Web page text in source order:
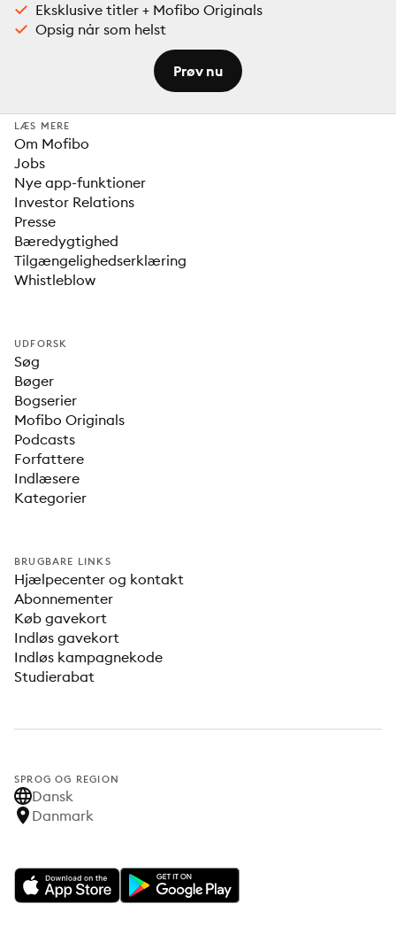
Eksklusive titler + Mofibo Originals
Opsig når som helst
Prøv nu
LÆS MERE
Om Mofibo
Jobs
Nye app-funktioner
Investor Relations
Presse
Bæredygtighed
Tilgængelighedserklæring
Whistleblow
UDFORSK
Søg
Bøger
Bogserier
Mofibo Originals
Podcasts
Forfattere
Indlæsere
Kategorier
BRUGBARE LINKS
Hjælpecenter og kontakt
Abonnementer
Køb gavekort
Indløs gavekort
Indløs kampagnekode
Studierabat
SPROG OG REGION
Dansk
Danmark